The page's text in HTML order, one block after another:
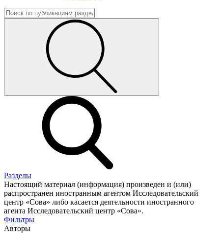
Разделы
Настоящий материал (информация) произведен и (или)
распространен иностранным агентом Исследовательский
центр «Сова» либо касается деятельности иностранного
агента Исследовательский центр «Сова».
Фильтры
Авторы